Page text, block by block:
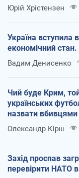
Юрій Хрістензен
Україна вступила
економічний стан.
Вадим Денисенко
Чий буде Крим,
українських
назвати вбивцями
Олександр Кірш
Захід проспав
перевірити НАТО